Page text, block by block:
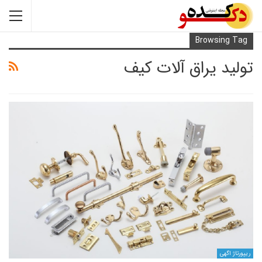
یراق آلات کیف